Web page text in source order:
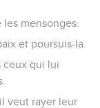
mensonges.
et poursuis-la.
ceux qui lui
veut rayer leur